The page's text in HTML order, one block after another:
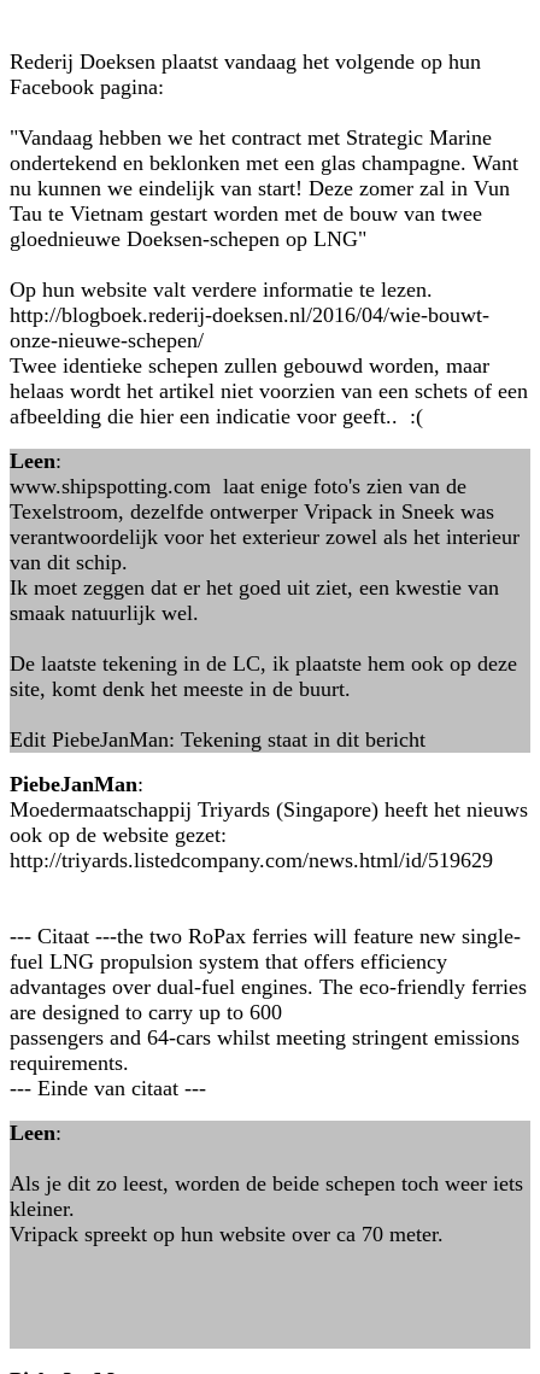
Rederij Doeksen plaatst vandaag het volgende op hun
Facebook pagina:
"Vandaag hebben we het contract met Strategic Marine
ondertekend en beklonken met een glas champagne. Want
nu kunnen we eindelijk van start! Deze zomer zal in Vun
Tau te Vietnam gestart worden met de bouw van twee
gloednieuwe Doeksen-schepen op LNG"
Op hun website valt verdere informatie te lezen.
http://blogboek.rederij-doeksen.nl/2016/04/wie-bouwt-
onze-nieuwe-schepen/
Twee identieke schepen zullen gebouwd worden, maar
helaas wordt het artikel niet voorzien van een schets of een
afbeelding die hier een indicatie voor geeft.. :(
Leen:
www.shipspotting.com laat enige foto's zien van de
Texelstroom, dezelfde ontwerper Vripack in Sneek was
verantwoordelijk voor het exterieur zowel als het interieur
van dit schip.
Ik moet zeggen dat er het goed uit ziet, een kwestie van
smaak natuurlijk wel.
De laatste tekening in de LC, ik plaatste hem ook op deze
site, komt denk het meeste in de buurt.
Edit PiebeJanMan: Tekening staat in dit bericht
PiebeJanMan:
Moedermaatschappij Triyards (Singapore) heeft het nieuws
ook op de website gezet:
http://triyards.listedcompany.com/news.html/id/519629
--- Citaat ---the two RoPax ferries will feature new single-
fuel LNG propulsion system that offers efficiency
advantages over dual-fuel engines. The eco-friendly ferries
are designed to carry up to 600
passengers and 64-cars whilst meeting stringent emissions
requirements.
--- Einde van citaat ---
Leen:
Als je dit zo leest, worden de beide schepen toch weer iets
kleiner.
Vripack spreekt op hun website over ca 70 meter.